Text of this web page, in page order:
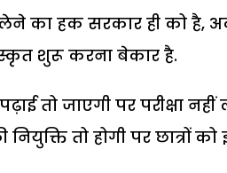
लेने का हक सरकार ही को है,
शुरू करना बेकार है.
तो जाएगी पर परीक्षा
तो होगी पर छात्रों को